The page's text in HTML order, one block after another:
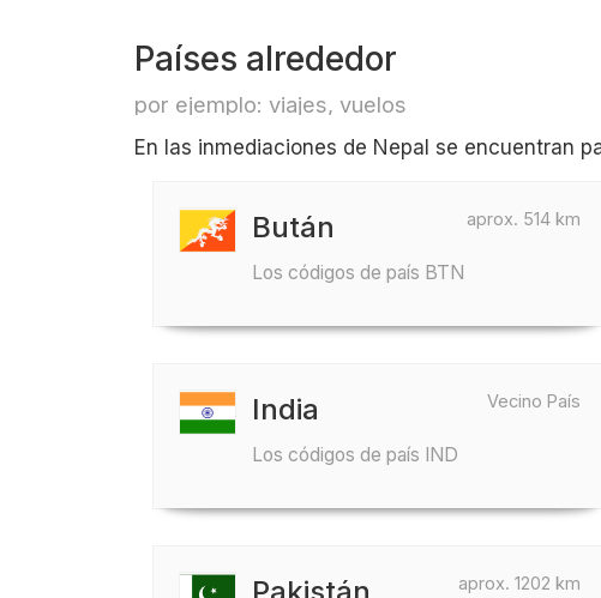
Países alrededor
por ejemplo: viajes, vuelos
En las inmediaciones de Nepal se encuentran
aprox. 514 km
Bután
Los códigos de país BTN
Vecino País
India
Los códigos de país IND
aprox. 1202 km